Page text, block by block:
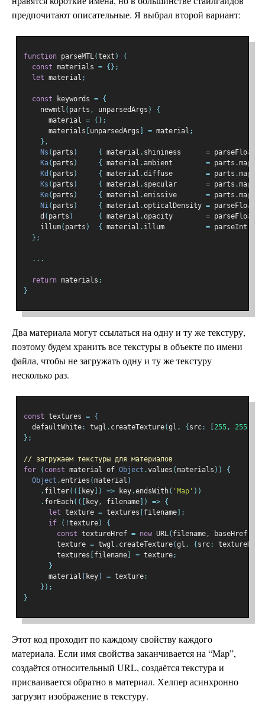
предпочитают описательные. Я выбрал второй вариант:
function parseMTL(text )
{
const materials = {};
let material ;
const keywords = {
    newmtl
( parts , unparsedArgs )
{
      material
= {};
      materials
unparsedArgs = material ;
},
Ns ( parts ) { material . shininess = parseFloat
Ka( parts ) { material .ambient = parts .map
Kd ( parts ) { material .diffuse = parts .map
Ks ( parts ) { material . specular = parts .map
Ke( parts ) { material .emissive = parts .map
Ni( parts ) { material .opticalDensity = parseFloat
    d
( parts ) { material .opacity = parseFloat
    illum
( parts ) { material . illum = parseInt
};
...
return materials ;
}
Два материала могут ссылаться на одну и ту же текстуру,
поэтому будем хранить все текстуры в объекте по имени
файла, чтобы не загружать одну и ту же текстуру
несколько раз.
const textures = {
  defaultWhite
: twgl . createTexture(gl , { src: 255, 255
};
// загружаем текстуры для материалов
for
( const material of Object .values (materials ))
{
Object .entries (material )
. filter(([ key ]) => key.endsWith( 'Map' ))
. forEach(([ key, filename ]) => {
let texture = textures filename ];
if
(!texture)
{
const textureHref = new URL( filename, baseHref
        texture
= twgl . createTexture(gl , { src: textureHref
        textures
filename = texture;
}
      material
key = texture;
});
}
Этот код проходит по каждому свойству каждого
материала. Если имя свойства заканчивается на “Map”,
создаётся относительный URL, создаётся текстура и
присваивается обратно в материал. Хелпер асинхронно
загрузит изображение в текстуру.